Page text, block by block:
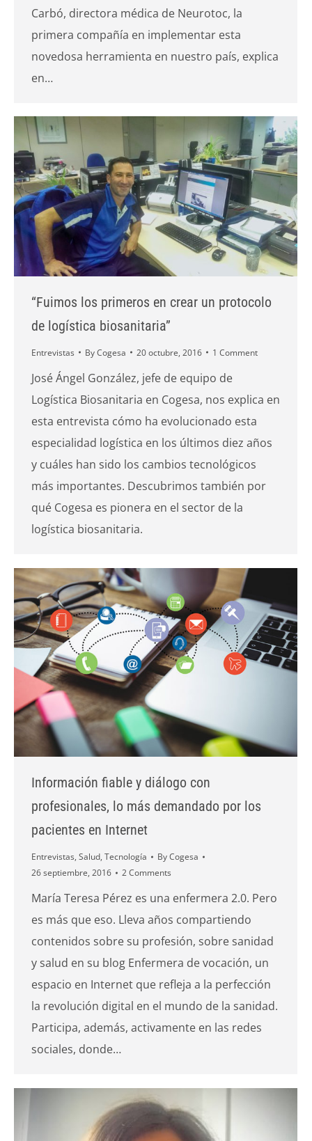
Carbó, directora médica de Neurotoc, la
primera compañía en implementar esta
novedosa herramienta en nuestro país, explica
en…
“Fuimos los primeros en crear un protocolo
de logística biosanitaria”
Entrevistas ByCogesa 20 octubre, 2016 1 Comment
José Ángel González, jefe de equipo de
Logística Biosanitaria en Cogesa, nos explica en
esta entrevista cómo ha evolucionado esta
especialidad logística en los últimos diez años
y cuáles han sido los cambios tecnológicos
más importantes. Descubrimos también por
qué Cogesa es pionera en el sector de la
logística biosanitaria.
Información fiable y diálogo con
profesionales, lo más demandado por los
pacientes en Internet
Entrevistas, Salud, Tecnología ByCogesa
26 septiembre, 2016
2 Comments
María Teresa Pérez es una enfermera 2.0. Pero
es más que eso. Lleva años compartiendo
contenidos sobre su profesión, sobre sanidad
y salud en su blog Enfermera de vocación, un
espacio en Internet que refleja a la perfección
la revolución digital en el mundo de la sanidad.
Participa, además, activamente en las redes
sociales, donde…